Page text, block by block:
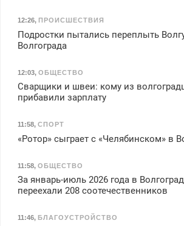
12:26, ПРОИСШЕСТВИЯ
Подростки пытались переплыть
Волгограда
12:03, ОБЩЕСТВО
Сварщики и швеи: кому из
прибавили зарплату
11:58, СПОРТ
«Ротор» сыграет с «Челябинском» в
11:58, ОБЩЕСТВО
За январь-июль 2026 года в
переехали 208 соотечественников
11:46, БЛАГОУСТРОЙСТВО